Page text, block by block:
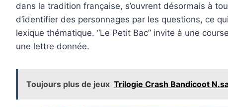
dans la tradition française, s’ouvrent désormais à
d’identifier des personnages par les questions, ce
lexique thématique. “Le Petit Bac” invite à une
une lettre donnée.
Toujours plus de jeux Trilogie Crash Bandicoot